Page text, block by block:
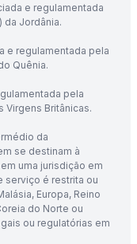
e regulamentada
da Jordânia.
e regulamentada pela
Quênia.
pela
Virgens Britânicas.
da
se destinam à
uma jurisdição em
serviço é restrita ou
Europa, Reino
do Norte ou
ou regulatórias em